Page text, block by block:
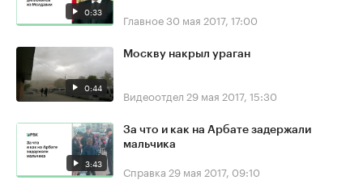
0:33 Главное30 мая 2017, 17:00
0:44
Москву накрыл ураган
Видеоотдел 29 мая 2017, 15:30
3:43
За что и как на Арбате задержали
мальчика
Справка 29 мая 2017, 09:10